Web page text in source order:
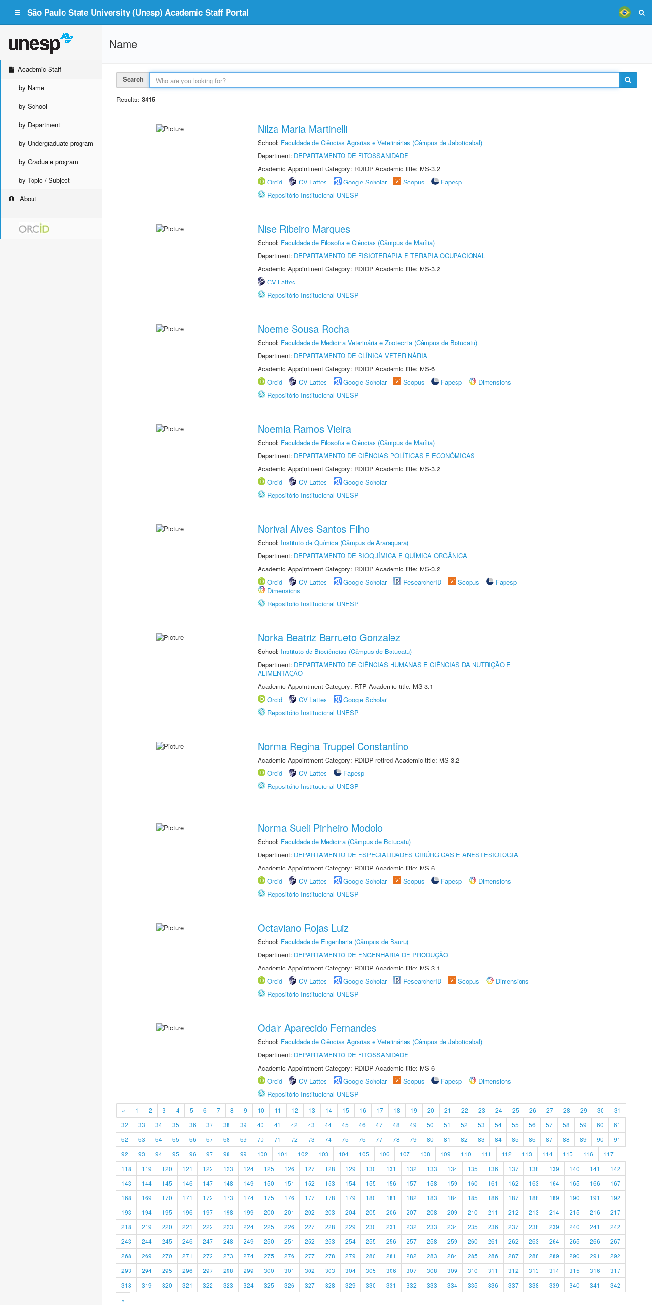
São Paulo State University (Unesp) Academic Staff Portal
Academic Staff
by Name
by School
by Department
by Undergraduate program
by Graduate program
by Topic / Subject
About
Name
Search
Results: 3415
Nilza Maria Martinelli
School: Faculdade de Ciências Agrárias e Veterinárias (Câmpus de Jaboticabal)
Department: DEPARTAMENTO DE FITOSSANIDADE
Academic Appointment Category: RDIDP Academic title: MS-3.2
Orcid
CV Lattes Google Scholar Scopus
Fapesp
Repositório Institucional UNESP
Nise Ribeiro Marques
School: Faculdade de Filosofia e Ciências (Câmpus de Marília)
Department: DEPARTAMENTO DE FISIOTERAPIA E TERAPIA OCUPACIONAL
Academic Appointment Category: RDIDP Academic title: MS-3.2
CV Lattes
Repositório Institucional UNESP
Noeme Sousa Rocha
School: Faculdade de Medicina Veterinária e Zootecnia (Câmpus de Botucatu)
Department: DEPARTAMENTO DE CLÍNICA VETERINÁRIA
Academic Appointment Category: RDIDP Academic title: MS-6
Orcid
CV Lattes Google Scholar Scopus Fapesp
Dimensions
Repositório Institucional UNESP
Noemia Ramos Vieira
School: Faculdade de Filosofia e Ciências (Câmpus de Marília)
Department: DEPARTAMENTO DE CIÊNCIAS POLÍTICAS E ECONÔMICAS
Academic Appointment Category: RDIDP Academic title: MS-3.2
Orcid
CV Lattes
Google Scholar
Repositório Institucional UNESP
Norival Alves Santos Filho
School: Instituto de Química (Câmpus de Araraquara)
Department: DEPARTAMENTO DE BIOQUÍMICA E QUÍMICA ORGÂNICA
Academic Appointment Category: RDIDP Academic title: MS-3.2
Orcid
CV Lattes Google Scholar ResearcherID Scopus
Fapesp
Dimensions
Repositório Institucional UNESP
Norka Beatriz Barrueto Gonzalez
School: Instituto de Biociências (Câmpus de Botucatu)
Department: DEPARTAMENTO DE CIÊNCIAS HUMANAS E CIÊNCIAS DA NUTRIÇÃO E
ALIMENTAÇÃO
Academic Appointment Category: RTP Academic title: MS-3.1
Orcid
CV Lattes
Google Scholar
Repositório Institucional UNESP
Norma Regina Truppel Constantino
Academic Appointment Category: RDIDP retired Academic title: MS-3.2
Orcid
CV Lattes
Fapesp
Repositório Institucional UNESP
Norma Sueli Pinheiro Modolo
School: Faculdade de Medicina (Câmpus de Botucatu)
Department: DEPARTAMENTO DE ESPECIALIDADES CIRÚRGICAS E ANESTESIOLOGIA
Academic Appointment Category: RDIDP Academic title: MS-6
Orcid
CV Lattes Google Scholar Scopus Fapesp
Dimensions
Repositório Institucional UNESP
Octaviano Rojas Luiz
School: Faculdade de Engenharia (Câmpus de Bauru)
Department: DEPARTAMENTO DE ENGENHARIA DE PRODUÇÃO
Academic Appointment Category: RDIDP Academic title: MS-3.1
Orcid
CV Lattes Google Scholar ResearcherID Scopus
Dimensions
Repositório Institucional UNESP
Odair Aparecido Fernandes
School: Faculdade de Ciências Agrárias e Veterinárias (Câmpus de Jaboticabal)
Department: DEPARTAMENTO DE FITOSSANIDADE
Academic Appointment Category: RDIDP Academic title: MS-6
Orcid
CV Lattes Google Scholar Scopus Fapesp
Dimensions
Repositório Institucional UNESP
« 1 2 3 4 5 6 7 8 9 10 11 12 13 14 15 16 17 18 19 20 21 22 23 24 25 26 27 28 29 30
31
32
33 34 35 36 37 38 39 40 41 42 43 44 45 46 47 48 49 50 51 52 53 54 55 56 57 58 59 60
61
62
63 64 65 66 67 68 69 70 71 72 73 74 75 76 77 78 79 80 81 82 83 84 85 86 87 88 89 90
91
92
93 94 95 96 97 98 99 100 101 102 103 104 105 106 107 108 109 110 111 112 113 114 115 116
117
118
119 120 121 122 123 124 125 126 127 128 129 130 131 132 133 134 135 136 137 138 139 140 141
142
143
144 145 146 147 148 149 150 151 152 153 154 155 156 157 158 159 160 161 162 163 164 165 166
167
168
169 170 171 172 173 174 175 176 177 178 179 180 181 182 183 184 185 186 187 188 189 190 191
192
193
194 195 196 197 198 199 200 201 202 203 204 205 206 207 208 209 210 211 212 213 214 215 216
217
218
219 220 221 222 223 224 225 226 227 228 229 230 231 232 233 234 235 236 237 238 239 240 241
242
243
244 245 246 247 248 249 250 251 252 253 254 255 256 257 258 259 260 261 262 263 264 265 266
267
268
269 270 271 272 273 274 275 276 277 278 279 280 281 282 283 284 285 286 287 288 289 290 291
292
293
294 295 296 297 298 299 300 301 302 303 304 305 306 307 308 309 310 311 312 313 314 315 316
317
318
319 320 321 322 323 324 325 326 327 328 329 330 331 332 333 334 335 336 337 338 339 340 341
342
»